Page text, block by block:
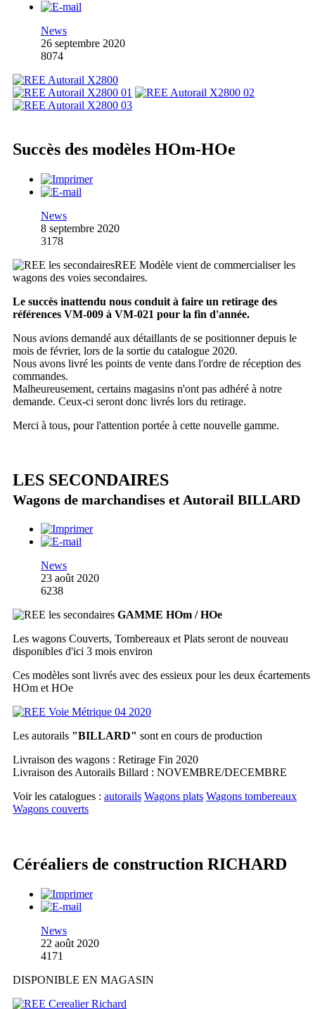
News
26 septembre 2020
8074
Succès des modèles HOm-HOe
News
8 septembre 2020
3178
REE Modèle vient de commercialiser les
wagons des voies secondaires.
Le succès inattendu nous conduit à faire un retirage des
références VM-009 à VM-021 pour la fin d'année.
Nous avions demandé aux détaillants de se positionner depuis le
mois de février, lors de la sortie du catalogue 2020.
Nous avons livré les points de vente dans l'ordre de réception des
commandes.
Malheureusement, certains magasins n'ont pas adhéré à notre
demande. Ceux-ci seront donc livrés lors du retirage.
Merci à tous, pour l'attention portée à cette nouvelle gamme.
LES SECONDAIRES
Wagons de marchandises et Autorail BILLARD
News
23 août 2020
6238
GAMME HOm / HOe
Les wagons Couverts, Tombereaux et Plats seront de nouveau
disponibles d'ici 3 mois environ
Ces modèles sont livrés avec des essieux pour les deux écartements
HOm et HOe
Les autorails "BILLARD" sont en cours de production
Livraison des wagons : Retirage Fin 2020
Livraison des Autorails Billard : NOVEMBRE/DECEMBRE
Voir les catalogues : autorails Wagons plats Wagons tombereaux
Wagons couverts
Céréaliers de construction RICHARD
News
22 août 2020
4171
DISPONIBLE EN MAGASIN